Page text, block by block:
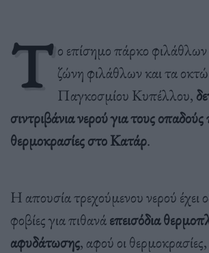
Τ ο επίσημο πάρκο
ζώνη φιλάθλων και τα
Παγκοσμίου Κυπέλλου,
σιντριβάνια νερού για τους οπαδούς
θερμοκρασίες στο Κατάρ.
Η απουσία τρεχούμενου νερού έχει
φοβίες για πιθανάεπεισόδια
αφυδάτωσης, αφού οι